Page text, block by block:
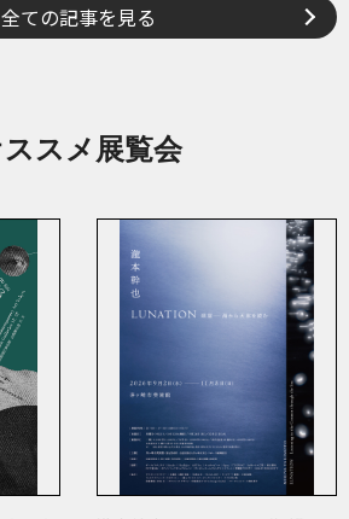
全ての記事を見る
スメ展覧会